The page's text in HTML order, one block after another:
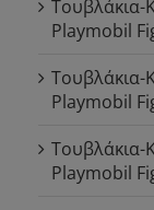
Τουβλάκια-
Playmobil
Τουβλάκια-
Playmobil
Τουβλάκια-
Playmobil